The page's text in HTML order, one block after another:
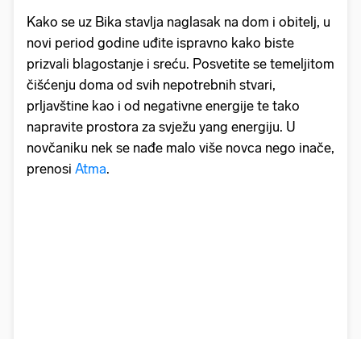
Kako se uz Bika stavlja naglasak na dom i obitelj, u
novi period godine uđite ispravno kako biste
prizvali blagostanje i sreću. Posvetite se temeljitom
čišćenju doma od svih nepotrebnih stvari,
prljavštine kao i od negativne energije te tako
napravite prostora za svježu yang energiju. U
novčaniku nek se nađe malo više novca nego inače,
prenosi Atma.